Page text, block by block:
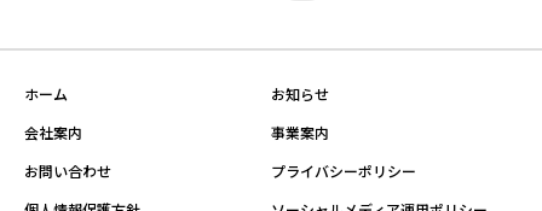
ホーム
お知らせ
会社案内
事業案内
お問い合わせ
プライバシーポリシー